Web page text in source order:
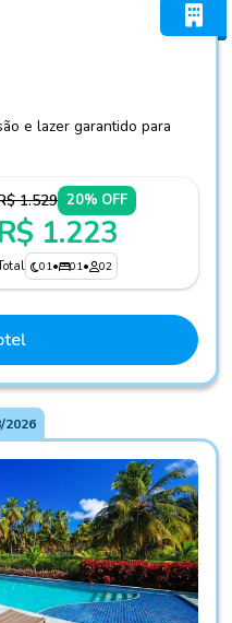
e lazer garantido para
1.529 20% OFF
R$ 1.223
01• 01• 02
2026